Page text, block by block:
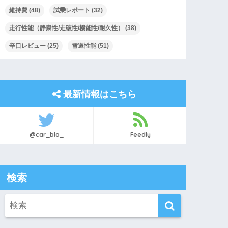
維持費 (48) 試乗レポート (32)
走行性能（静粛性/走破性/機能性/耐久性） (38)
辛口レビュー (25) 雪道性能 (51)
最新情報はこちら
@car_blo_ Feedly
検索